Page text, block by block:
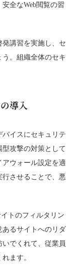
全なWeb閲覧の習
講習を実施し、セ
。組織全体のセキ
導入
イスにセキュリテ
攻撃の対策として
ウォール設定を適
させることで、悪
トのフィルタリン
るサイトへのリダ
でくれて、従業員
ます。